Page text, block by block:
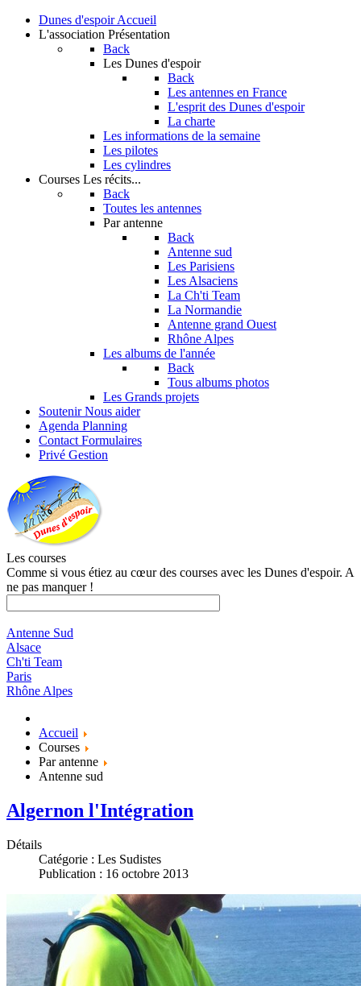
Dunes d'espoir Accueil
L'association Présentation
Back
Les Dunes d'espoir
Back
Les antennes en France
L'esprit des Dunes d'espoir
La charte
Les informations de la semaine
Les pilotes
Les cylindres
Courses Les récits...
Back
Toutes les antennes
Par antenne
Back
Antenne sud
Les Parisiens
Les Alsaciens
La Ch'ti Team
La Normandie
Antenne grand Ouest
Rhône Alpes
Les albums de l'année
Back
Tous albums photos
Les Grands projets
Soutenir Nous aider
Agenda Planning
Contact Formulaires
Privé Gestion
Les courses
Comme si vous étiez au cœur des courses avec les Dunes d'espoir. A
ne pas manquer !
Antenne Sud
Alsace
Ch'ti Team
Paris
Rhône Alpes
Accueil
Courses
Par antenne
Antenne sud
Algernon l'Intégration
Détails
Catégorie : Les Sudistes
Publication : 16 octobre 2013